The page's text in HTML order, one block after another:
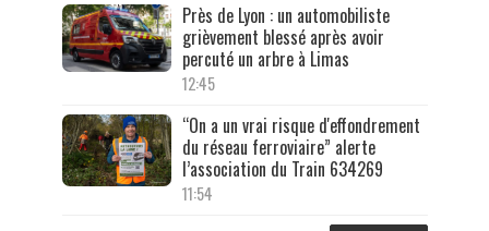
Près de Lyon : un automobiliste
grièvement blessé après avoir
percuté un arbre à Limas
12:45
“On a un vrai risque d'effondrement
du réseau ferroviaire” alerte
l’association du Train 634269
11:54